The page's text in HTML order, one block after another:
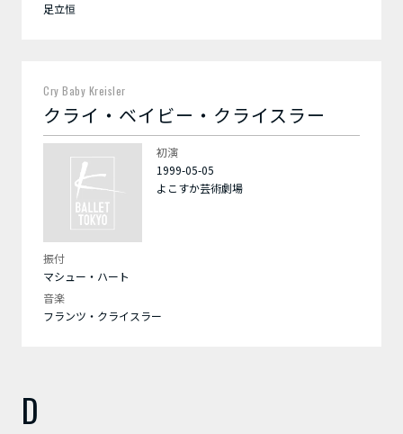
足立恒
Cry Baby Kreisler
クライ・ベイビー・クライスラー
初演
1999-05-05
よこすか芸術劇場
振付
マシュー・ハート
音楽
フランツ・クライスラー
D